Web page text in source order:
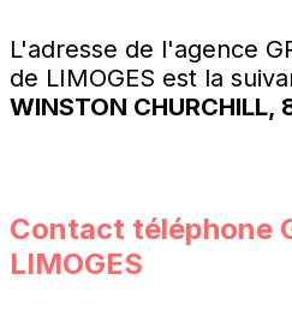
L'adresse de l'agence
de LIMOGES est la
WINSTON CHURCHILL,
Contact téléphone
LIMOGES